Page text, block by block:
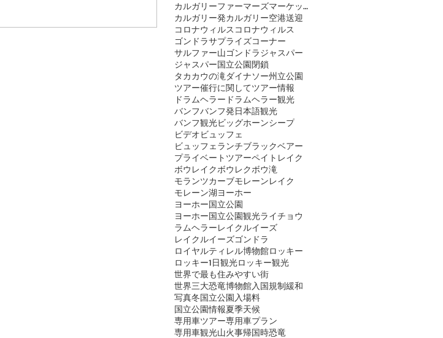
カルガリーファーマーズマーケット
カルガリー発カルガリー空港送迎
コロナウィルス コロナウィルス
ゴンドラサプライズコーナー
サルファー山ゴンドラジャスパー
ジャスパー国立公園閉鎖
タカカウの滝ダイナソー州立公園
ツアー催行に関してツアー情報
ドラムヘラー ドラムヘラー観光
バンフバンフ発日本語観光
バンフ観光ビッグホーンシープ
ビデオビュッフェ
ビュッフェランチブラックベアー
プライベートツアーペイトレイク
ボウレイクボウレクボウ滝
モランツカーブモレーンレイク
モレーン湖ヨーホー
ヨーホー国立公園
ヨーホー国立公園観光ライチョウ
ラムヘラーレイクルイーズ
レイクルイーズゴンドラ
ロイヤルティレル博物館ロッキー
ロッキー1日観光ロッキー観光
世界で最も住みやすい街
世界三大恐竜博物館入国規制緩和
写真冬国立公園入場料
国立公園情報夏季天候
専用車ツアー専用車プラン
専用車観光山火事帰国時恐竜